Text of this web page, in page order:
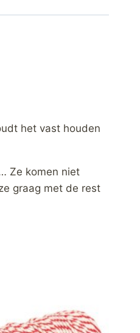
het vast houden
Ze komen niet
graag met de rest